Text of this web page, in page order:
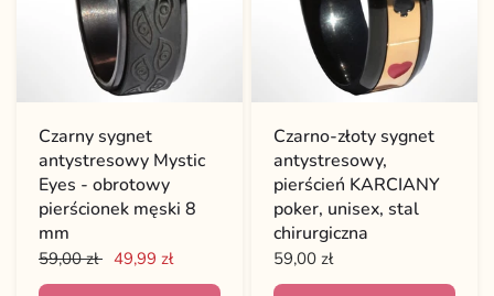
Czarny sygnet
antystresowy Mystic
Eyes - obrotowy
pierścionek męski 8
mm
59,00 zł 49,99 zł
Czarno-złoty sygnet
antystresowy,
pierścień KARCIANY
poker, unisex, stal
chirurgiczna
59,00 zł